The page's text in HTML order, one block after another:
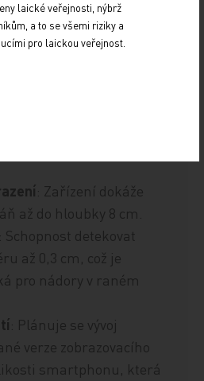
: Zařízení používá
která se připevňuje
materiál
miniaturizaci
: Zařízení dokáže
až do hloubky 8 cm.
: Schopnost detekovat
až 0,3 cm, což je
pro nádory v raném
: Plánuje se vývoj
verze zobrazovacího
smartphonu, která
laické veřejnosti, nýbrž
a to se všemi riziky a
pro laickou veřejnost.